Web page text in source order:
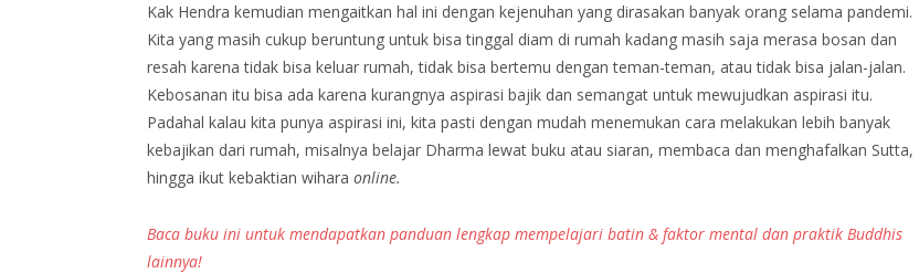
Kak Hendra kemudian mengaitkan hal ini dengan kejenuhan yang dirasakan banyak orang selama pandemi.
Kita yang masih cukup beruntung untuk bisa tinggal diam di rumah kadang masih saja merasa bosan dan
resah karena tidak bisa keluar rumah, tidak bisa bertemu dengan teman-teman, atau tidak bisa jalan-jalan.
Kebosanan itu bisa ada karena kurangnya aspirasi bajik dan semangat untuk mewujudkan aspirasi itu.
Padahal kalau kita punya aspirasi ini, kita pasti dengan mudah menemukan cara melakukan lebih banyak
kebajikan dari rumah, misalnya belajar Dharma lewat buku atau siaran, membaca dan menghafalkan Sutta,
hingga ikut kebaktian wihara online.
Baca buku ini untuk mendapatkan panduan lengkap mempelajari batin & faktor mental dan praktik Buddhis
lainnya!